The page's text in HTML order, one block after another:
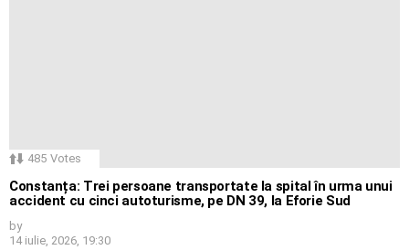
485 Votes
Constanța: Trei persoane transportate la spital în urma unui
accident cu cinci autoturisme, pe DN 39, la Eforie Sud
by
14 iulie, 2026, 19:30